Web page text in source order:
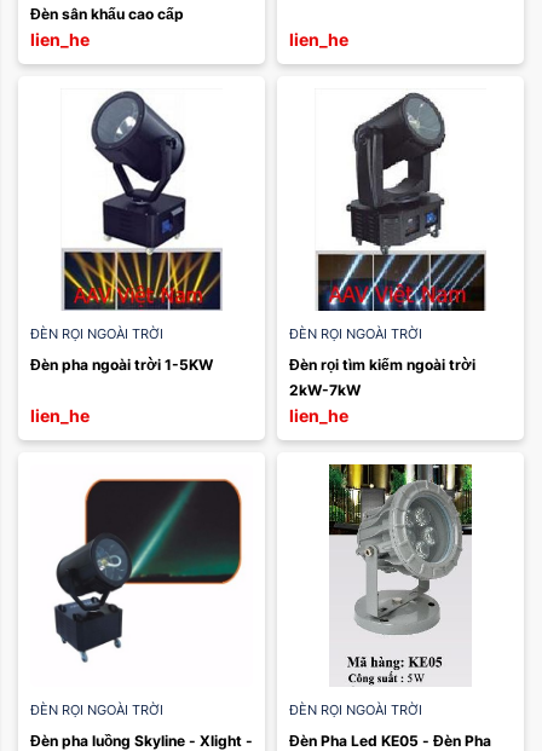
Đèn sân khấu cao cấp
lien_he lien_he
ĐÈN RỌI NGOÀI TRỜI
Đèn pha ngoài trời 1-5KW
lien_he
ĐÈN RỌI NGOÀI TRỜI
Đèn rọi tìm kiếm ngoài trời
2kW-7kW
lien_he
ĐÈN RỌI NGOÀI TRỜI
Đèn pha luồng Skyline - Xlight -
ĐÈN RỌI NGOÀI TRỜI
Đèn Pha Led KE05 - Đèn Pha